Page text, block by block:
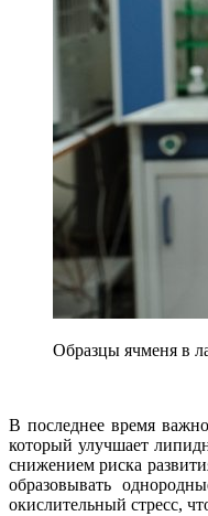
Образцы ячменя в
В последнее время
который улучшает
снижением риска
образовывать
окислительный стресс,